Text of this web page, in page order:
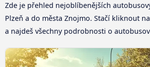
Zde je přehled nejoblíbenějších
Plzeň a do města Znojmo. Stačí kliknout
a najdeš všechny podrobnosti o